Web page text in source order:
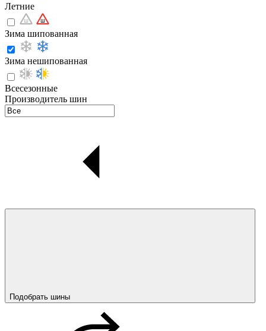
Летние
Зима шипованная
Зима нешипованная
Всесезонные
Производитель шин
Подобрать шины